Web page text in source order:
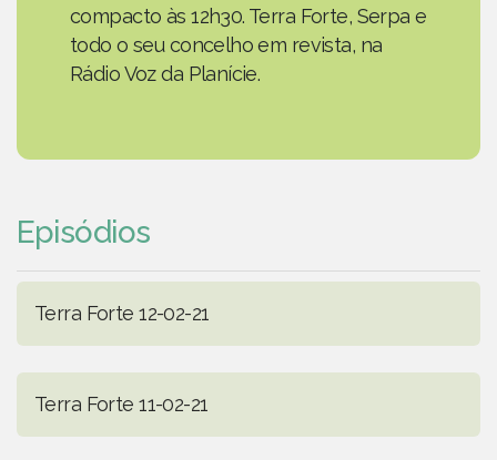
compacto às 12h30. Terra Forte, Serpa e
todo o seu concelho em revista, na
Rádio Voz da Planície.
Episódios
Terra Forte 12-02-21
Terra Forte 11-02-21